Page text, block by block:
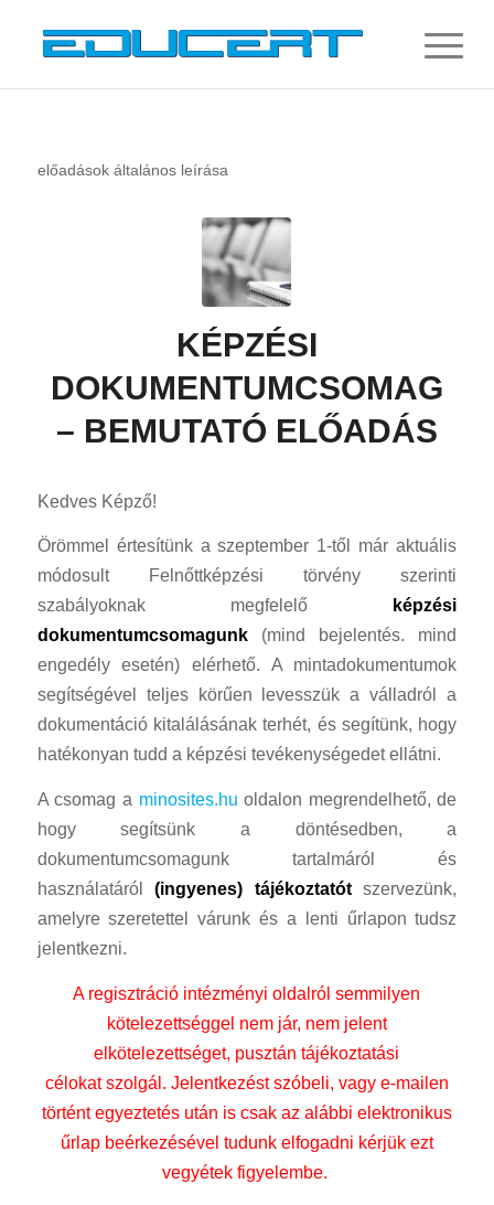
előadások általános leírása
KÉPZÉSI
DOKUMENTUMCSOMAG
– BEMUTATÓ ELŐADÁS
Kedves Képző!
Örömmel értesítünk a szeptember 1-től már aktuális
módosult Felnőttképzési törvény szerinti
szabályoknak megfelelő képzési
dokumentumcsomagunk(mind bejelentés. mind
engedély esetén) elérhető. A mintadokumentumok
segítségével teljes körűen levesszük a válladról a
dokumentáció kitalálásának terhét, és segítünk, hogy
hatékonyan tudd a képzési tevékenységedet ellátni.
A csomag a minosites.hu oldalon megrendelhető, de
hogy segítsünk a döntésedben, a
dokumentumcsomagunk tartalmáról és
használatáról (ingyenes) tájékoztatótszervezünk,
amelyre szeretettel várunk és a lenti űrlapon tudsz
jelentkezni.
A regisztráció intézményi oldalról semmilyen
kötelezettséggel nem jár, nem jelent
elkötelezettséget, pusztán tájékoztatási
célokat szolgál. Jelentkezést szóbeli, vagy e-mailen
történt egyeztetés után is csak az alábbi elektronikus
űrlap beérkezésével tudunk elfogadni kérjük ezt
vegyétek figyelembe.